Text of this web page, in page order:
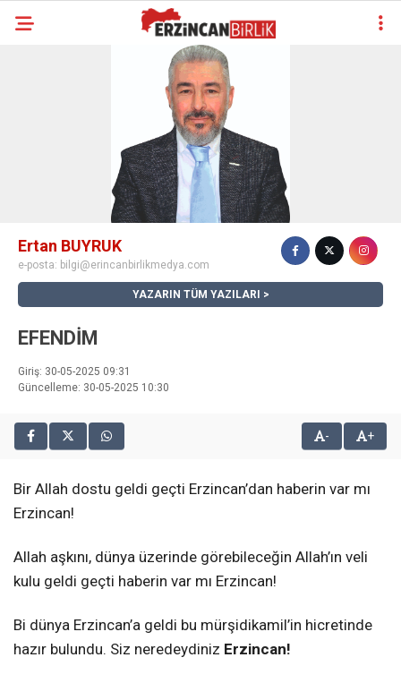
Ertan BUYRUK
e-posta: bilgi@erincanbirlikmedya.com
YAZARIN TÜM YAZILARI
EFENDİM
Giriş: 30-05-2025 09:31
Güncelleme: 30-05-2025 10:30
- +
Bir Allah dostu geldi geçti Erzincan’dan haberin var mı
Erzincan!
Allah aşkını, dünya üzerinde görebileceğin Allah’ın veli
kulu geldi geçti haberin var mı Erzincan!
Bi dünya Erzincan’a geldi bu mürşidikamil’in hicretinde
hazır bulundu. Siz neredeydiniz Erzincan!